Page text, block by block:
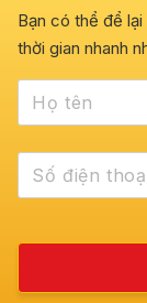
Bạn có thể để
thời gian nhanh